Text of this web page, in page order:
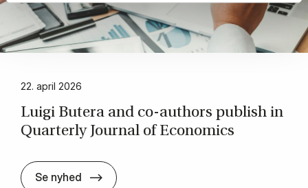
22. april 2026
Lu­i­gi Bu­te­ra and co-aut­hors pu­blish in
Quar­ter­ly Jour­nal of Eco­no­mi­cs
Se nyhed Lu­i­gi Bu­te­ra and co-aut­hors pu­blish in